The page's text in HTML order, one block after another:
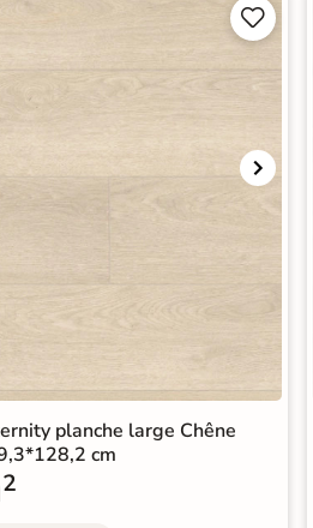


planche large Chêne
cm